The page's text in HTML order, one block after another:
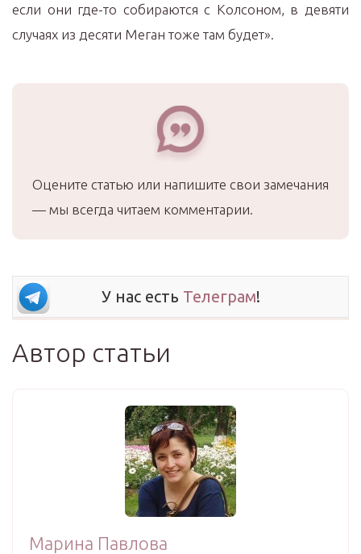
если они где-то собираются с Колсоном, в девяти
случаях из десяти Меган тоже там будет».
Оцените статью или напишите свои замечания
— мы всегда читаем комментарии.
У нас есть Телеграм!
Автор статьи
Марина Павлова